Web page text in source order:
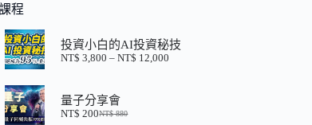
程
投資小白的AI投資秘技
NT$ 3,800 – NT$ 12,000
量子分享會
NT$880
原
NT$ 200
目